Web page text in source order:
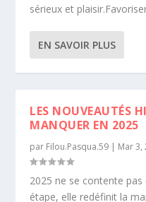
sérieux et
EN SAVOIR PLUS
LES NOUVEAUTÉS
MANQUER EN 2025
par Filou.Pasqua.59 | Mar 3,
2025 ne se contente pas
étape, elle redéfinit la